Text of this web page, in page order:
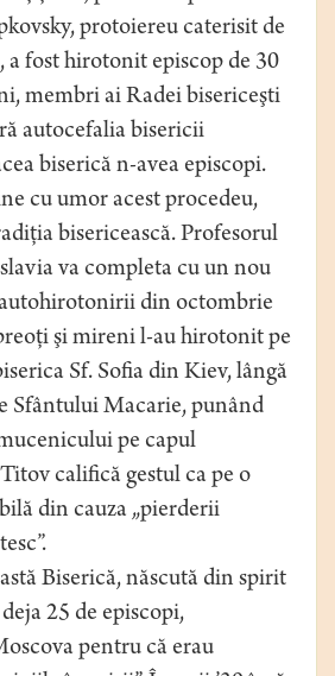
protoiereu caterisit de
fost hirotonit episcop de 30
membri ai Radei bisericeşti
autocefalia bisericii
biserică n-avea episcopi.
cu umor acest procedeu,
bisericească. Profesorul
va completa cu un nou
din octombrie
şi mireni l-au hirotonit pe
Sf. Sofia din Kiev, lângă
Sfântului Macarie, punând
pe capul
califică gestul ca pe o
din cauza „pierderii
Biserică, născută din spirit
25 de episcopi,
pentru că erau